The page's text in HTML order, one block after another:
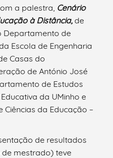
a palestra, Cenário
à Distância, de
Departamento de
Escola de Engenharia
Casas do
de António José
de Estudos
da UMinho e
da Educação –
de resultados
mestrado) teve